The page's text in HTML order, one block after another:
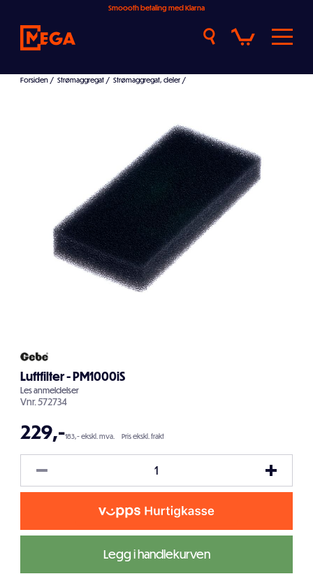
Smoooth betaling med Klarna
Forsiden / Strømaggregat / Strømaggregat, deler /
Luftfilter - PM1000iS
Lesanmeldelser
Vnr.572734
229,-183,- ekskl. mva. Pris ekskl. frakt
Legg i handlekurven